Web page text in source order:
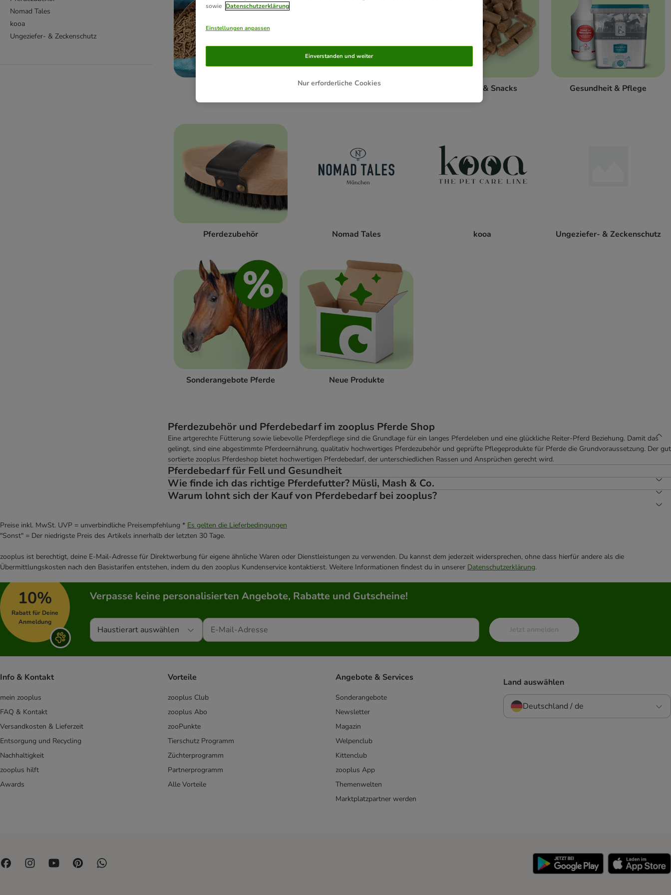
Nomad Tales
kooa
Ungeziefer- & Zeckenschutz
Ergänzungsfutter Leckerlis & Snacks Gesundheit & Pflege
Pferdezubehör Nomad Tales kooa Ungeziefer- & Zeckenschutz
Sonderangebote Pferde Neue Produkte
Pferdezubehör und Pferdebedarf im zooplus Pferde Shop
Eine artgerechte Fütterung sowie liebevolle Pferdepflege sind die Grundlage für ein langes Pferdeleben und eine glückliche Reiter-Pferd Beziehung. Damit das
gelingt, sind eine abgestimmte Pferdeernährung, qualitativ hochwertiges Pferdezubehör und geprüfte Pflegeprodukte für Pferde die Grundvoraussetzung. Der gut
sortierte zooplus Pferdeshop bietet hochwertigen Pferdebedarf, der unterschiedlichen Rassen und Ansprüchen gerecht wird.
Pferdebedarf für Fell und Gesundheit
Wie finde ich das richtige Pferdefutter? Müsli, Mash & Co.
Warum lohnt sich der Kauf von Pferdebedarf bei zooplus?
Preise inkl. MwSt. UVP = unverbindliche Preisempfehlung * Es gelten die Lieferbedingungen
"Sonst" = Der niedrigste Preis des Artikels innerhalb der letzten 30 Tage.
zooplus ist berechtigt, deine E-Mail-Adresse für Direktwerbung für eigene ähnliche Waren oder Dienstleistungen zu verwenden. Du kannst dem jederzeit widersprechen, ohne dass hierfür andere als die
Übermittlungskosten nach den Basistarifen entstehen, indem du den zooplus Kundenservice kontaktierst. Weitere Informationen findest du in unserer Datenschutzerklärung.
10%
Rabatt für Deine
Anmeldung
Verpasse keine personalisierten Angebote, Rabatte und Gutscheine!
Haustierart auswählen Jetzt anmelden
Info & Kontakt
mein zooplus
FAQ & Kontakt
Versandkosten & Lieferzeit
Entsorgung und Recycling
Nachhaltigkeit
zooplus hilft
Awards
Vorteile
zooplus Club
zooplus Abo
zooPunkte
Tierschutz Programm
Züchterprogramm
Partnerprogramm
Alle Vorteile
Angebote & Services
Sonderangebote
Newsletter
Magazin
Welpenclub
Kittenclub
zooplus App
Themenwelten
Marktplatzpartner werden
Land auswählen
Deutschland / de
sowie Datenschutzerklärung
Einstellungen anpassen
Nur erforderliche Cookies
Einverstanden und weiter